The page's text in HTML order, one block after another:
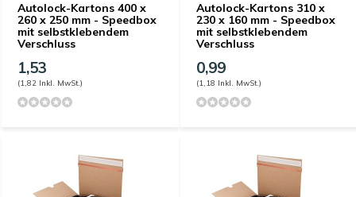
Autolock-Kartons 400 x
260 x 250 mm - Speedbox
mit selbstklebendem
Verschluss
1,53
(1,82 Inkl. MwSt.)
Autolock-Kartons 310 x
230 x 160 mm - Speedbox
mit selbstklebendem
Verschluss
0,99
(1,18 Inkl. MwSt.)